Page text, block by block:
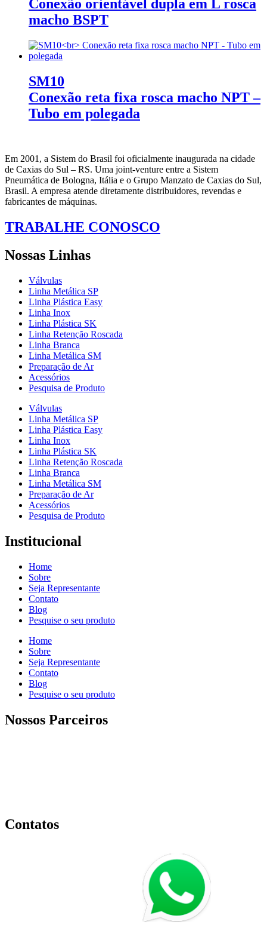
Conexão orientável dupla em L rosca
macho BSPT
SM10
Conexão reta fixa rosca macho NPT –
Tubo em polegada
Em 2001, a Sistem do Brasil foi oficialmente inaugurada na cidade
de Caxias do Sul – RS. Uma joint-venture entre a Sistem
Pneumática de Bologna, Itália e o Grupo Manzato de Caxias do Sul,
Brasil. A empresa atende diretamente distribuidores, revendas e
fabricantes de máquinas.
TRABALHE CONOSCO
Nossas Linhas
Válvulas
Linha Metálica SP
Linha Plástica Easy
Linha Inox
Linha Plástica SK
Linha Retenção Roscada
Linha Branca
Linha Metálica SM
Preparação de Ar
Acessórios
Pesquisa de Produto
Válvulas
Linha Metálica SP
Linha Plástica Easy
Linha Inox
Linha Plástica SK
Linha Retenção Roscada
Linha Branca
Linha Metálica SM
Preparação de Ar
Acessórios
Pesquisa de Produto
Institucional
Home
Sobre
Seja Representante
Contato
Blog
Pesquise o seu produto
Home
Sobre
Seja Representante
Contato
Blog
Pesquise o seu produto
Nossos Parceiros
Contatos